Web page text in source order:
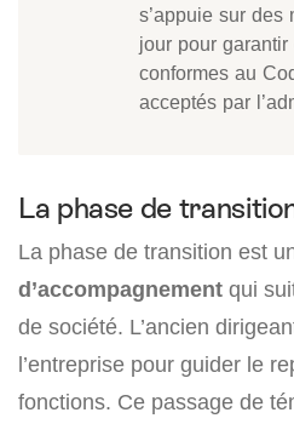
s’appuie sur
jour pour
conformes au
acceptés par
La phase de
La phase de transition est
d’accompagnement qui
de société. L’ancien
l’entreprise pour guider le
fonctions. Ce passage de